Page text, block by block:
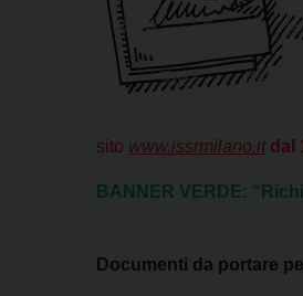
sito www.issrmilano.itdal
BANNER VERDE:
Documenti da portare